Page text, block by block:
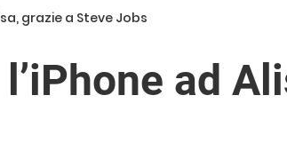
grazie a Steve Jobs
ad